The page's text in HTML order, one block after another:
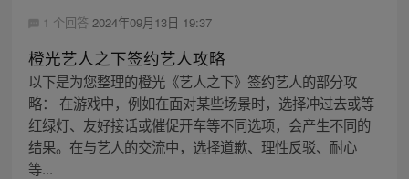
1 个回答 2024年09月13日 19:37
橙光艺人之下签约艺人攻略
以下是为您整理的橙光《艺人之下》签约艺人的部分攻
略： 在游戏中，例如在面对某些场景时，选择冲过去或等
红绿灯、友好接话或催促开车等不同选项，会产生不同的
结果。在与艺人的交流中，选择道歉、理性反驳、耐心
等...